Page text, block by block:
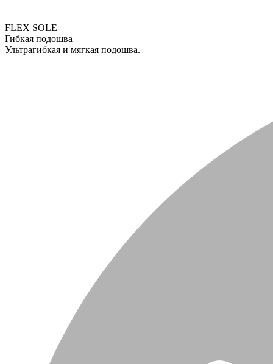
FLEX SOLE
Гибкая подошва
Ультрагибкая и мягкая подошва.